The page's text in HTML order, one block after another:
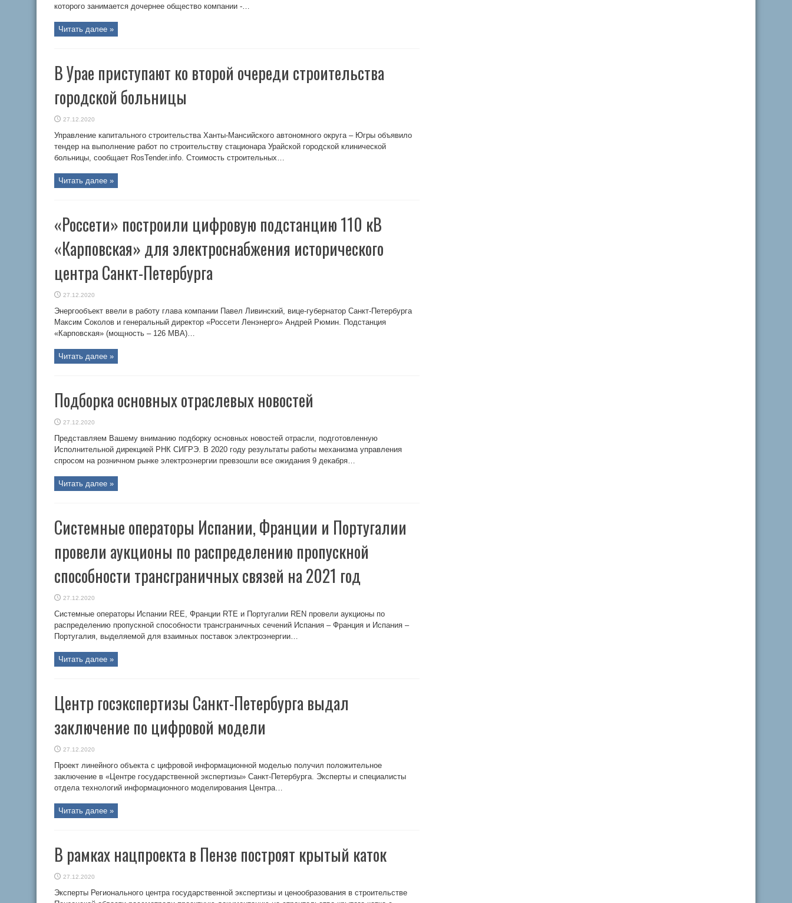
которого занимается дочернее общество компании -…
Читать далее »
В Урае приступают ко второй очереди строительства
городской больницы
27.12.2020
Управление капитального строительства Ханты-Мансийского автономного округа – Югры объявило
тендер на выполнение работ по строительству стационара Урайской городской клинической
больницы, сообщает RosTender.info. Стоимость строительных…
Читать далее »
«Россети» построили цифровую подстанцию 110 кВ
«Карповская» для электроснабжения исторического
центра Санкт-Петербурга
27.12.2020
Энергообъект ввели в работу глава компании Павел Ливинский, вице-губернатор Санкт-Петербурга
Максим Соколов и генеральный директор «Россети Ленэнерго» Андрей Рюмин. Подстанция
«Карповская» (мощность – 126 МВА)…
Читать далее »
Подборка основных отраслевых новостей
27.12.2020
Представляем Вашему вниманию подборку основных новостей отрасли, подготовленную
Исполнительной дирекцией РНК СИГРЭ. В 2020 году результаты работы механизма управления
спросом на розничном рынке электроэнергии превзошли все ожидания 9 декабря…
Читать далее »
Системные операторы Испании, Франции и Португалии
провели аукционы по распределению пропускной
способности трансграничных связей на 2021 год
27.12.2020
Системные операторы Испании REE, Франции RTE и Португалии REN провели аукционы по
распределению пропускной способности трансграничных сечений Испания – Франция и Испания –
Португалия, выделяемой для взаимных поставок электроэнергии…
Читать далее »
Центр госэкспертизы Санкт-Петербурга выдал
заключение по цифровой модели
27.12.2020
Проект линейного объекта с цифровой информационной моделью получил положительное
заключение в «Центре государственной экспертизы» Санкт-Петербурга. Эксперты и специалисты
отдела технологий информационного моделирования Центра…
Читать далее »
В рамках нацпроекта в Пензе построят крытый каток
27.12.2020
Эксперты Регионального центра государственной экспертизы и ценообразования в строительстве